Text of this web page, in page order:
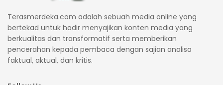
Terasmerdeka.com adalah sebuah media online yang
bertekad untuk hadir menyajikan konten media yang
berkualitas dan transformatif serta memberikan
pencerahan kepada pembaca dengan sajian analisa
faktual, aktual, dan kritis.